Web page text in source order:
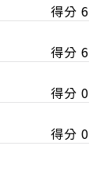
得分 6
得分 6
得分 0
得分 0